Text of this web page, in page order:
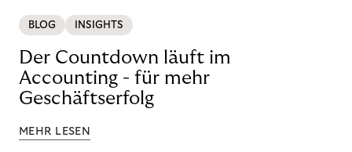
BLOG INSIGHTS
Der Countdown läuft im
Accounting - für mehr
Geschäftserfolg
MEHR LESEN